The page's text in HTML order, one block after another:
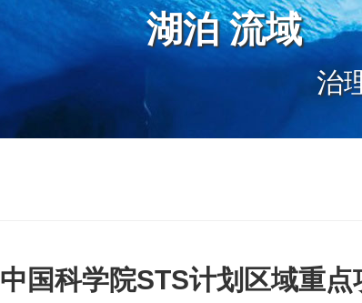
湖泊 流域
治
中国科学院STS计划区域重